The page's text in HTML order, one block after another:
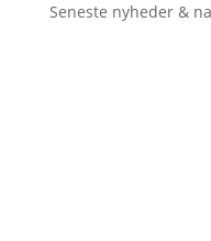
Seneste nyheder &